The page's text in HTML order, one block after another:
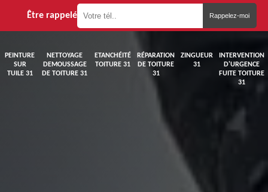
Être rappelé
PEINTURE
SUR
TUILE 31
NETTOYAGE
DEMOUSSAGE
DE TOITURE 31
ETANCHÉITÉ
TOITURE 31
RÉPARATION
DE TOITURE
31
ZINGUEUR
31
INTERVENTION
D'URGENCE
FUITE TOITURE
31